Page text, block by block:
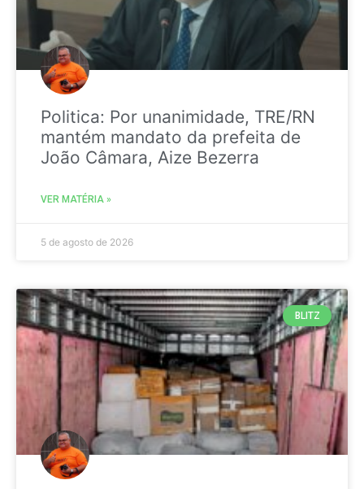
Politica: Por unanimidade, TRE/RN
mantém mandato da prefeita de
João Câmara, Aize Bezerra
VER MATÉRIA »
5 de agosto de 2026
BLITZ